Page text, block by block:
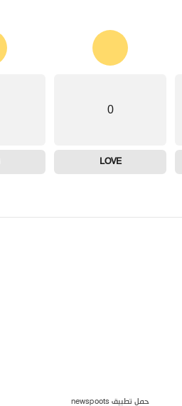
0
LOVE
حمل تطبيق newspoots